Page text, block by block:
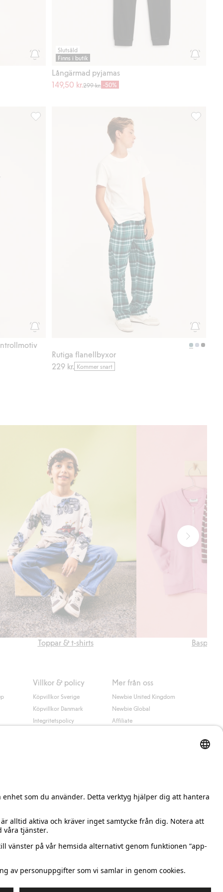
Slutsåld
Finns i butik
Långärmad pyjamas
149,50 kr.299 kr. -50%
favoriter Pyjamasbyxor i trikå med spelkontrollmotiv, Lägg till i
Rutiga flanellbyxor
229 kr. Kommer snart
Toppar & t-shirts Basplagg
Villkor & policy
Köpvillkor Sverige
Köpvillkor Danmark
Integritetspolicy
Mer från oss
Newbie United Kingdom
Newbie Global
Affiliate